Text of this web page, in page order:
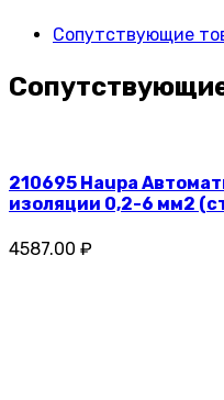
Сопутствующие
210695 Haupa
изоляции 0,2-6 мм2
4587.00 ₽